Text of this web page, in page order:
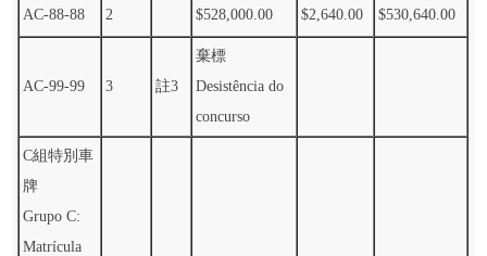
AC-88-88 2 $528,000.00 $2,640.00 $530,640.00
AC-99-99 3 註3
棄標
Desistência do
concurso
C組特別車
牌
Grupo C:
Matrícula